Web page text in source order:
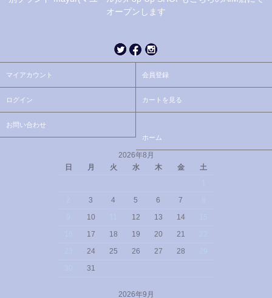
オープンします
マイアカウント 会員登録
ログイン カートを見る
お問い合わせ
ホーム
2026年8月
日
月 火 水 木 金
土
3 4 5 6 7
10 12 13 14
17 18 19 20 21
24 25 26 27 28
31
2026年9月